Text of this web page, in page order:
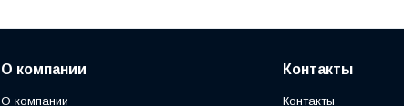
О компании
О компании
Контакты
Контакты